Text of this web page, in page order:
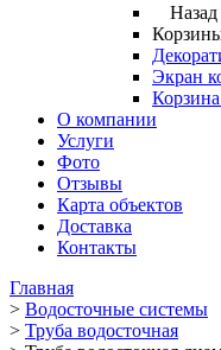
Назад
Экран
О компании
Услуги
Фото
Отзывы
Карта объектов
Доставка
Контакты
Главная
> Водосточные системы
> Труба водосточная